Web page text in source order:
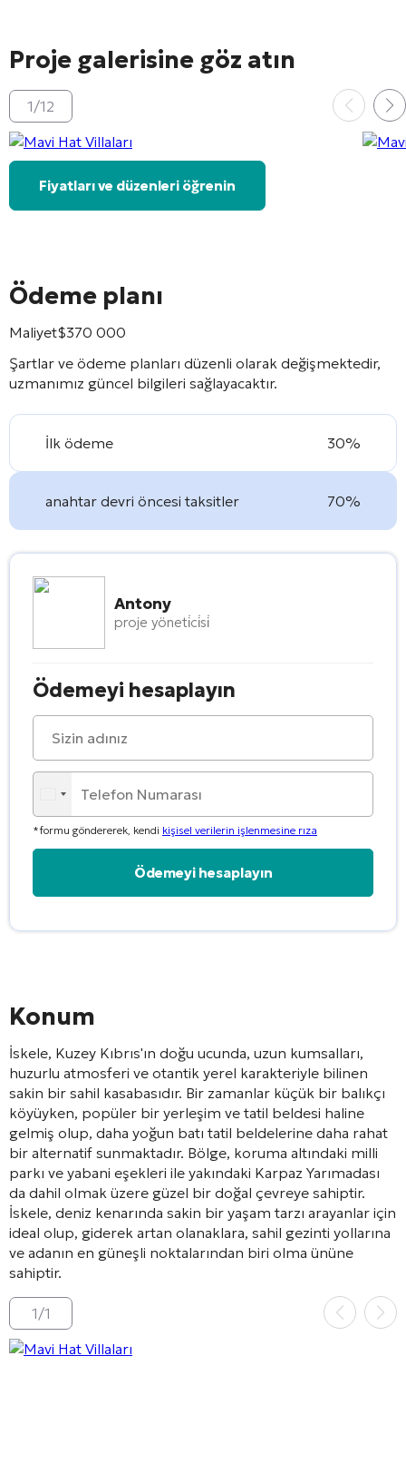
Proje galerisine göz atın
1/12
Fiyatları ve düzenleri öğrenin
Ödeme planı
Maliyet$370 000
Şartlar ve ödeme planları düzenli olarak değişmektedir,
uzmanımız güncel bilgileri sağlayacaktır.
İlk ödeme 30%
anahtar devri öncesi taksitler 70%
Antony
proje yöneti̇ci̇si̇
Ödemeyi hesaplayın
*formu göndererek, kendi kişisel verilerin işlenmesine rıza
Konum
İskele, Kuzey Kıbrıs'ın doğu ucunda, uzun kumsalları,
huzurlu atmosferi ve otantik yerel karakteriyle bilinen
sakin bir sahil kasabasıdır. Bir zamanlar küçük bir balıkçı
köyüyken, popüler bir yerleşim ve tatil beldesi haline
gelmiş olup, daha yoğun batı tatil beldelerine daha rahat
bir alternatif sunmaktadır. Bölge, koruma altındaki milli
parkı ve yabani eşekleri ile yakındaki Karpaz Yarımadası
da dahil olmak üzere güzel bir doğal çevreye sahiptir.
İskele, deniz kenarında sakin bir yaşam tarzı arayanlar için
ideal olup, giderek artan olanaklara, sahil gezinti yollarına
ve adanın en güneşli noktalarından biri olma ününe
sahiptir.
1/1